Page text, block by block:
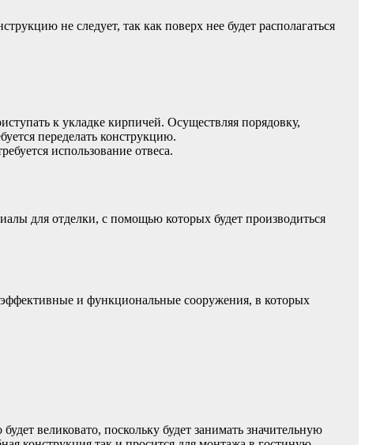
не следует, так как поверх нее будет располагаться
к укладке кирпичей. Осуществляя порядовку,
переделать конструкцию.
использование отвеса.
для отделки, с помощью которых будет производиться
и функциональные сооружения, в которых
великовато, поскольку будет занимать значительную